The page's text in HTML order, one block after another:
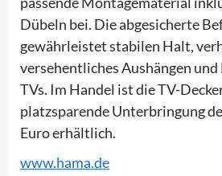
Dübeln bei. Die abgesicherte
gewährleistet stabilen Halt,
versehentliches Aushängen
TVs. Im Handel ist die TV-
platzsparende Unterbringung
Euro erhältlich.
www.hama.de